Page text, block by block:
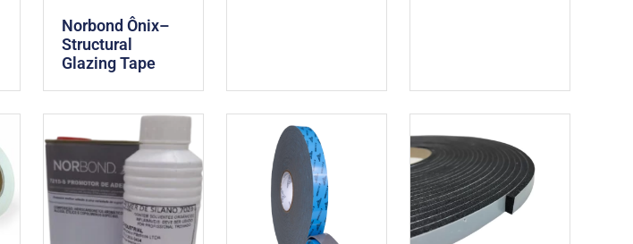
Norbond Ônix–
Structural
Glazing Tape